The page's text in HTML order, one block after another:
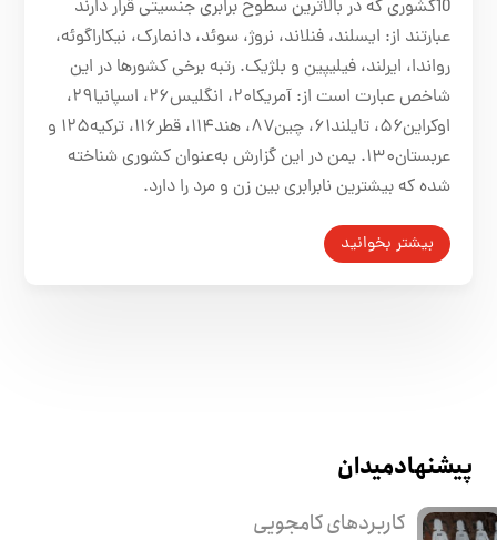
10کشوری که در بالاترین سطوح برابری جنسیتی قرار دارند
عبارتند از: ایسلند، فنلاند، نروژ، سوئد، دانمارک، نیکاراگوئه،
رواندا، ایرلند، فیلیپین و بلژیک. رتبه برخی کشورها در این
شاخص عبارت است از: آمریکا۲۰، انگلیس۲۶، اسپانیا۲۹،
اوکراین۵۶، تایلند۶۱، چین۸۷، هند۱۱۴، قطر۱۱۶، ترکیه۱۲۵ و
عربستان۱۳۰. یمن در این گزارش به‌عنوان کشوری شناخته
شده که بیشترین نابرابری بین زن و مرد را دارد.
بیشتر بخوانید
پیشنهاد میدان
کاربرد‌های کامجویی